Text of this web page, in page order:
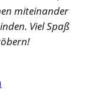
miteinander
Viel Spaß